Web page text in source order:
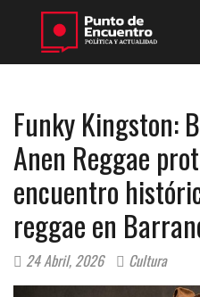
Funky Kingston:
Anen Reggae
encuentro
reggae en
24 Abril, 2026 Cultura